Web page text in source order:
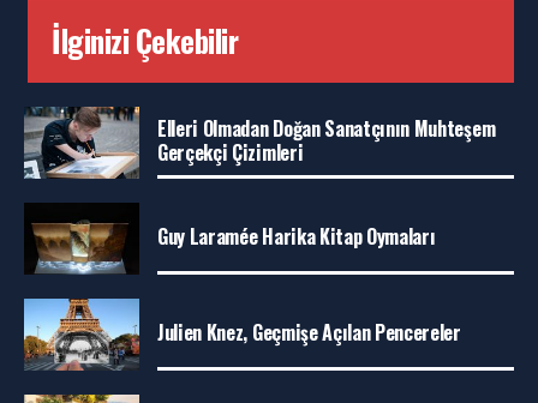
İlginizi Çekebilir
Elleri Olmadan Doğan Sanatçının Muhteşem
Gerçekçi Çizimleri
Guy Laramée Harika Kitap Oymaları
Julien Knez, Geçmişe Açılan Pencereler